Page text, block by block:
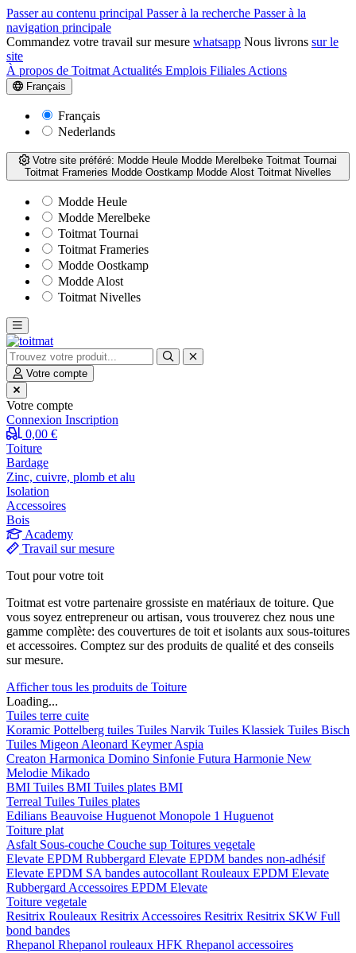
Passer au contenu principal Passer à la recherche Passer à la
navigation principale
Commandez votre travail sur mesure whatsapp Nous livrons sur le
site
À propos de Toitmat Actualités Emplois Filiales Actions
Français
Français
Nederlands
Votre site préféré: Modde Heule Modde Merelbeke Toitmat Tournai
Toitmat Frameries Modde Oostkamp Modde Alost Toitmat Nivelles
Modde Heule
Modde Merelbeke
Toitmat Tournai
Toitmat Frameries
Modde Oostkamp
Modde Alost
Toitmat Nivelles
Votre compte
Votre compte
Connexion Inscription
0,00 €
Toiture
Bardage
Zinc, cuivre, plomb et alu
Isolation
Accessoires
Bois
Academy
Travail sur mesure
Tout pour votre toit
Toitmat est votre partenaire grossiste en matériaux de toiture. Que
vous soyez entrepreneur ou artisan, vous trouverez chez nous une
gamme complète: des couvertures de toit et isolants aux sous-toitures
et accessoires. Comptez sur des produits de qualité et des conseils
sur mesure.
Afficher tous les produits de Toiture
Loading...
Tuiles terre cuite
Koramic Pottelberg tuiles Tuiles Narvik Tuiles Klassiek Tuiles Bisch
Tuiles Migeon Aleonard KeymerAspia
Creaton Harmonica Domino Sinfonie Futura Harmonie New
Melodie Mikado
BMI Tuiles BMI Tuiles plates BMI
Terreal Tuiles Tuiles plates
Edilians Beauvoise Huguenot Monopole 1 Huguenot
Toiture plat
Asfalt Sous-couche Couche sup Toitures vegetale
Elevate EPDM Rubbergard Elevate EPDM bandes non-adhésif
Elevate EPDM SA bandes autocollant Rouleaux EPDM Elevate
Rubbergard Accessoires EPDM Elevate
Toiture vegetale
Resitrix Rouleaux Resitrix Accessoires Resitrix Resitrix SKW Full
bond bandes
Rhepanol Rhepanol rouleaux HFK Rhepanol accessoires